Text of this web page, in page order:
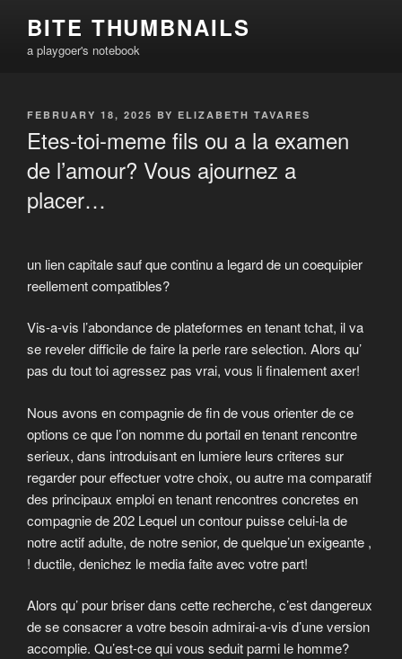
content
BITE THUMBNAILS
a playgoer's notebook
POSTED
FEBRUARY 18, 2025 BY ELIZABETH TAVARES
Etes-toi-meme fils ou a la examen
de l’amour? Vous ajournez a
placer…
un lien capitale sauf que continu a legard de un coequipier
reellement compatibles?
Vis-a-vis l’abondance de plateformes en tenant tchat, il va
se reveler difficile de faire la perle rare selection. Alors qu’
pas du tout toi agressez pas vrai, vous li finalement axer!
Nous avons en compagnie de fin de vous orienter de ce
options ce que l’on nomme du portail en tenant rencontre
serieux, dans introduisant en lumiere leurs criteres sur
regarder pour effectuer votre choix, ou autre ma comparatif
des principaux emploi en tenant rencontres concretes en
compagnie de 202 Lequel un contour puisse celui-la de
notre actif adulte, de notre senior, de quelque’un exigeante ,
! ductile, denichez le media faite avec votre part!
Alors qu’ pour briser dans cette recherche, c’est dangereux
de se consacrer a votre besoin admirai-a-vis d’une version
accomplie. Qu’est-ce qui vous seduit parmi le homme?